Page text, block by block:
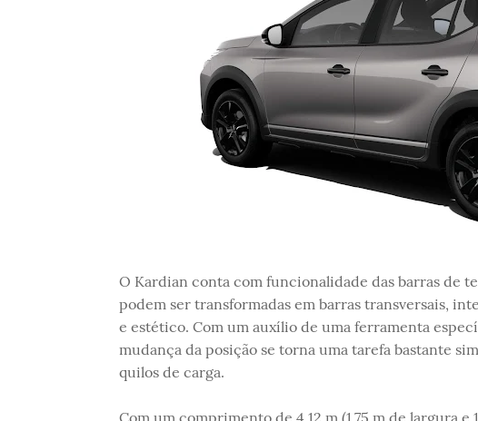
O Kardian conta com funcionalidade das barras de
podem ser transformadas em barras transversais,
e estético. Com um auxílio de uma ferramenta
mudança da posição se torna uma tarefa bastante
quilos de carga.
Com um comprimento de 4,12 m (1,75 m de largura